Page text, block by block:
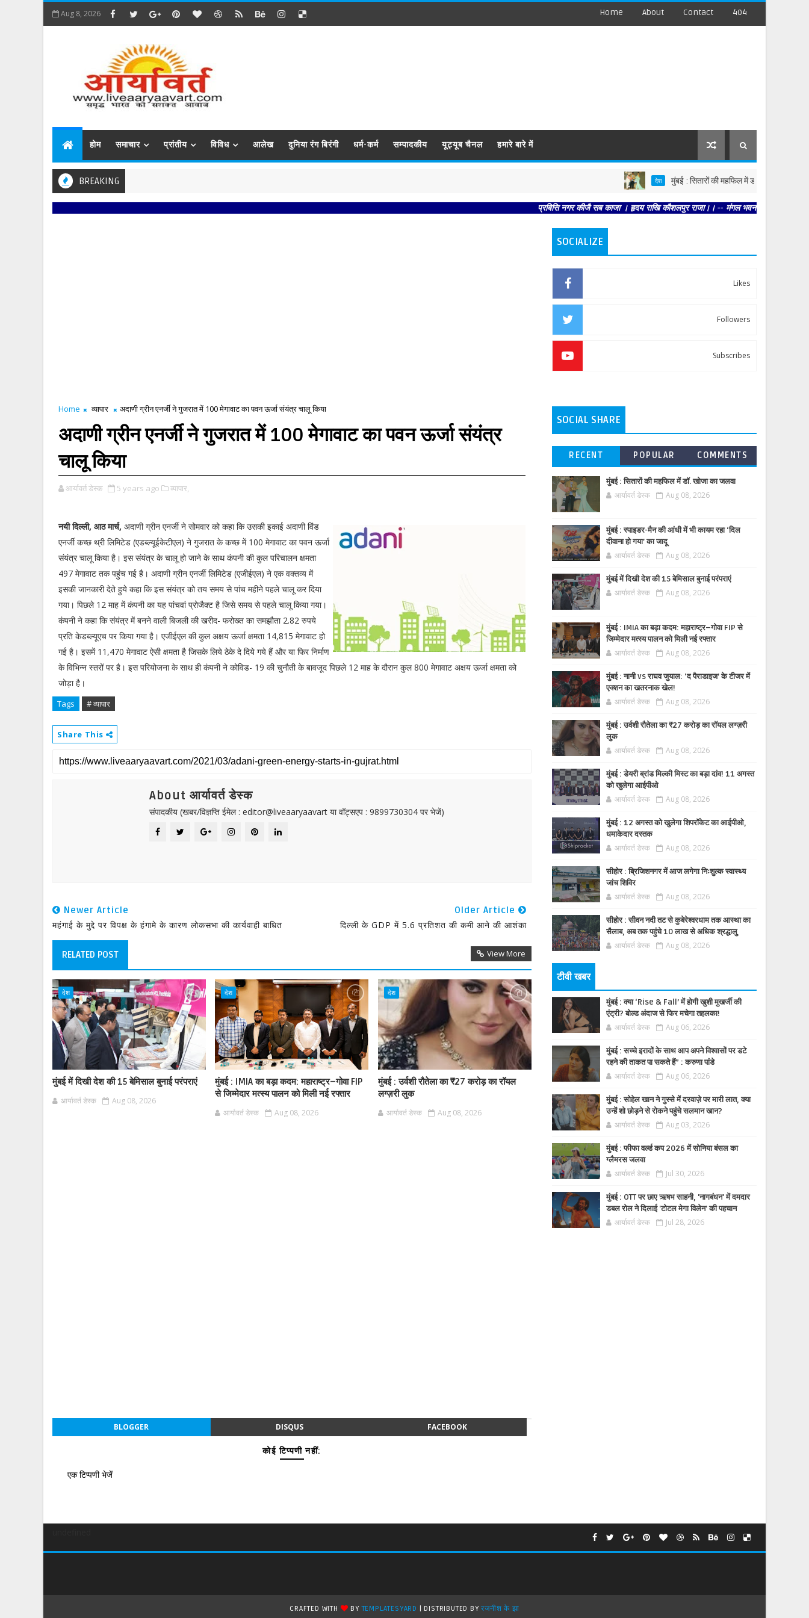
Aug 8, 2026 Home About Contact 404
होम समाचार प्रांतीय विविध आलेख दुनिया रंग बिरंगी धर्म-कर्म सम्पादकीय यूट्यूब चैनल हमारे बारे में
BREAKING देश मुंबई : सितारों की महफिल में डॉ. खोजा का जलवा
प्रबिसि नगर कीजै सब काजा । हृदय राखि कौशलपुर राजा।। -- मंगल भवन अमंगल हारी। द्रवहु
Home व्यापार अदाणी ग्रीन एनर्जी ने गुजरात में 100 मेगावाट का पवन ऊर्जा संयंत्र चालू किया
अदाणी ग्रीन एनर्जी ने गुजरात में 100 मेगावाट का पवन ऊर्जा संयंत्र
चालू किया
आर्यावर्त डेस्क 5 years ago व्यापार,
नयी दिल्ली, आठ मार्च, अदाणी ग्रीन एनर्जी ने सोमवार को कहा कि उसकी इकाई अदाणी विंड
एनर्जी कच्छ थ्री लिमिटेड (एडब्ल्यूईकेटीएल) ने गुजरात के कच्छ में 100 मेगावाट का पवन ऊर्जा
संयंत्र चालू किया है। इस संयंत्र के चालू हो जाने के साथ कंपनी की कुल परिचालन क्षमता
497 मेगावाट तक पहुंच गई है। अदाणी ग्रीन एनर्जी लिमिटेड (एजीईएल) ने एक वक्तव्य में
इसकी जानकारी देते हुये कहा कि इस संयंत्र को तय समय से पांच महीने पहले चालू कर दिया
गया। पिछले 12 माह में कंपनी का यह पांचवां प्रोजैक्ट है जिसे समय से पहले चालू किया गया।
कंपनी ने कहा कि संयंत्र में बनने वाली बिजली की खरीद- फरोख्त का समझौता 2.82 रुपये
प्रति केडब्ल्यूएच पर किया गया है। एजीईएल की कुल अक्षय ऊर्जा क्षमता 14,815 मेगावाट हो
गई है। इसमें 11,470 मेगावाट ऐसी क्षमता है जिसके लिये ठेके दे दिये गये हैं और या फिर निर्माण
के विभिन्न स्तरों पर है। इस परियोजना के साथ ही कंपनी ने कोविड- 19 की चुनौती के बावजूद पिछले 12 माह के दौरान कुल 800 मेगावाट अक्षय ऊर्जा क्षमता को
जोड़ा है।
Tags # व्यापार
Share This
About आर्यावर्त डेस्क
संपादकीय (खबर/विज्ञप्ति ईमेल : editor@liveaaryaavart या वॉट्सएप : 9899730304 पर भेजें)
Newer Article
महंगाई के मुद्दे पर विपक्ष के हंगामे के कारण लोकसभा की कार्यवाही बाधित
Older Article
दिल्ली के GDP में 5.6 प्रतिशत की कमी आने की आशंका
RELATED POST View More
देश
मुंबई में दिखी देश की 15 बेमिसाल बुनाई परंपराएं
आर्यावर्त डेस्क Aug 08, 2026
देश
मुंबई : IMIA का बड़ा कदम: महाराष्ट्र–गोवा FIP
से जिम्मेदार मत्स्य पालन को मिली नई रफ्तार
आर्यावर्त डेस्क Aug 08, 2026
देश
मुंबई : उर्वशी रौतेला का ₹27 करोड़ का रॉयल
लग्ज़री लुक
आर्यावर्त डेस्क Aug 08, 2026
BLOGGER DISQUS FACEBOOK
कोई टिप्पणी नहीं:
एक टिप्पणी भेजें
SOCIALIZE
Likes
Followers
Subscribes
SOCIAL SHARE
RECENT POPULAR COMMENTS
मुंबई : सितारों की महफिल में डॉ. खोजा का जलवा
आर्यावर्त डेस्क Aug 08, 2026
मुंबई : स्पाइडर-मैन की आंधी में भी कायम रहा ‘दिल
दीवाना हो गया’ का जादू
आर्यावर्त डेस्क Aug 08, 2026
मुंबई में दिखी देश की 15 बेमिसाल बुनाई परंपराएं
आर्यावर्त डेस्क Aug 08, 2026
मुंबई : IMIA का बड़ा कदम: महाराष्ट्र–गोवा FIP से
जिम्मेदार मत्स्य पालन को मिली नई रफ्तार
आर्यावर्त डेस्क Aug 08, 2026
मुंबई : नानी vs राघव जुयाल: ‘द पैराडाइज’ के टीजर में
एक्शन का खतरनाक खेल!
आर्यावर्त डेस्क Aug 08, 2026
मुंबई : उर्वशी रौतेला का ₹27 करोड़ का रॉयल लग्ज़री
लुक
आर्यावर्त डेस्क Aug 08, 2026
मुंबई : डेयरी ब्रांड मिल्की मिस्ट का बड़ा दांव! 11 अगस्त
को खुलेगा आईपीओ
आर्यावर्त डेस्क Aug 08, 2026
मुंबई : 12 अगस्त को खुलेगा शिपरॉकेट का आईपीओ,
धमाकेदार दस्तक
आर्यावर्त डेस्क Aug 08, 2026
सीहोर : ब्रिजिशनगर में आज लगेगा निःशुल्क स्वास्थ्य
जांच शिविर
आर्यावर्त डेस्क Aug 08, 2026
सीहोर : सीवन नदी तट से कुबेरेश्वरधाम तक आस्था का
सैलाब, अब तक पहुंचे 10 लाख से अधिक श्रद्धालु
आर्यावर्त डेस्क Aug 08, 2026
टीवी खबर
मुंबई : क्या ‘Rise & Fall’ में होगी खुशी मुखर्जी की
एंट्री? बोल्ड अंदाज से फिर मचेगा तहलका!
आर्यावर्त डेस्क Aug 06, 2026
मुंबई : सच्चे इरादों के साथ आप अपने विश्वासों पर डटे
रहने की ताकत पा सकते हैं” : करुणा पांडे
आर्यावर्त डेस्क Aug 06, 2026
मुंबई : सोहेल खान ने गुस्से में दरवाज़े पर मारी लात, क्या
उन्हें शो छोड़ने से रोकने पहुंचे सलमान खान?
आर्यावर्त डेस्क Aug 03, 2026
मुंबई : फीफा वर्ल्ड कप 2026 में सोनिया बंसल का
ग्लैमरस जलवा
आर्यावर्त डेस्क Jul 30, 2026
मुंबई : OTT पर छाए ऋषभ साहनी, 'नागबंधन' में दमदार
डबल रोल ने दिलाई 'टोटल मेगा विलेन' की पहचान
आर्यावर्त डेस्क Jul 28, 2026
CRAFTED WITH BYTEMPLATESYARD | DISTRIBUTED BYरजनीश के झा